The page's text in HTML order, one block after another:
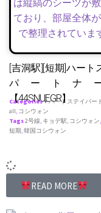
[吉洞駅][短期]ハート
パートナ
【44SNUEGR】
Categories♥ ハートステイパー
all, コシウォン
Tags2号線, キョデ駅, コシウォン,
短期,韓国コシウォン
READ MORE